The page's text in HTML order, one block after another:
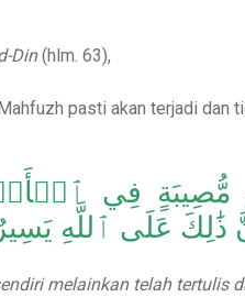
Din(hlm. 63),
pasti akan terjadi dan
مُّصِيبَةٍ فِي
عَلَى ٱللَّهِ
melainkan telah tertulis